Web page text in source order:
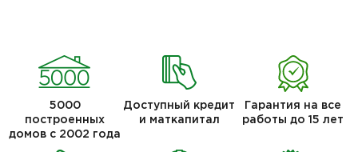
5000
построенных
домов с 2002 года
Доступный кредит
и маткапитал
Гарантия на все
работы до 15 лет